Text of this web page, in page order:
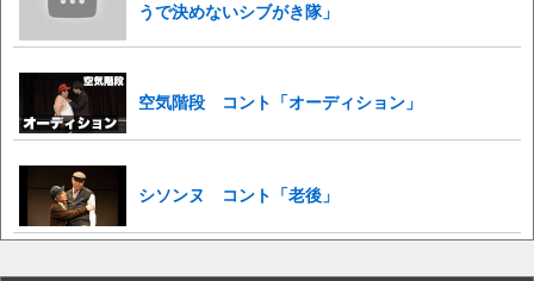
うで決めないシブがき隊」
空気階段 コント「オーディション」
シソンヌ コント「老後」